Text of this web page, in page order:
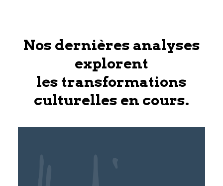
Nos dernières analyses
explorent
les transformations
culturelles en cours.